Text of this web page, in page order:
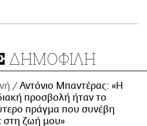
ΔΗΜΟΦΙΛΗ
Αντόνιο Μπαντέρας: «Η
προσβολή ήταν το
πράγμα που συνέβη
στη ζωή μου»